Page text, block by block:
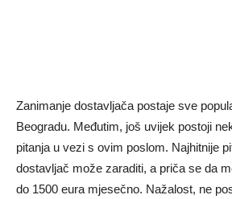
Zanimanje dostavljača postaje sve
Beogradu. Međutim, još uvijek postoji
pitanja u vezi s ovim poslom. Najhitnije
dostavljač može zaraditi, a priča se da
do 1500 eura mjesečno. Nažalost, ne